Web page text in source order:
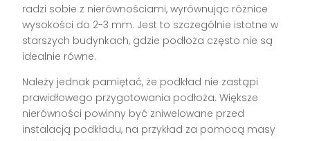
radzi sobie z nierównościami, wyrównując różnice
wysokości do 2-3 mm. Jest to szczególnie istotne w
starszych budynkach, gdzie podłoża często nie są
idealnie równe.
Należy jednak pamiętać, że podkład nie zastąpi
prawidłowego przygotowania podłoża. Większe
nierówności powinny być zniwelowane przed
instalacją podkładu, na przykład za pomocą masy